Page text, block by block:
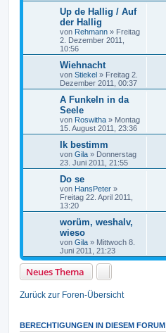
Up de Hallig / Auf
der Hallig
von Rehmann » Freitag
2. Dezember 2011,
10:56
Wiehnacht
von Stiekel » Freitag 2.
Dezember 2011, 00:37
A Funkeln in da
Seele
von Roswitha » Montag
15. August 2011, 23:36
Ik bestimm
von Gila » Donnerstag
23. Juni 2011, 21:55
Do se
von HansPeter »
Freitag 22. April 2011,
13:20
worüm, weshalv,
wieso
von Gila » Mittwoch 8.
Juni 2011, 21:23
Neues Thema
Zurück zur Foren-Übersicht
BERECHTIGUNGEN IN DIESEM FORUM